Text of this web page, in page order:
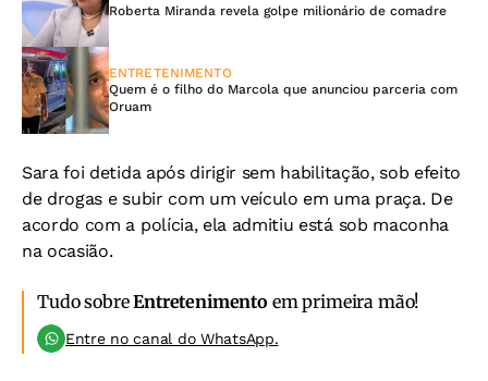
Roberta Miranda revela golpe milionário de comadre
ENTRETENIMENTO
Quem é o filho do Marcola que anunciou parceria com
Oruam
Sara foi detida após dirigir sem habilitação, sob efeito
de drogas e subir com um veículo em uma praça. De
acordo com a polícia, ela admitiu está sob maconha
na ocasião.
Tudo sobreEntretenimento em primeira mão!
Entre no canal do WhatsApp.